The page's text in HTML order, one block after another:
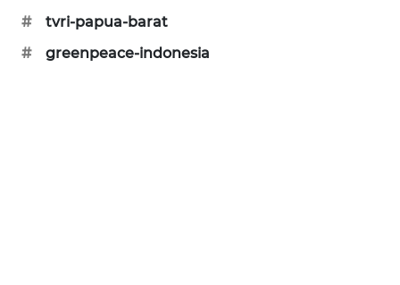
#
tvri-papua-barat
#
greenpeace-indonesia
NEWS